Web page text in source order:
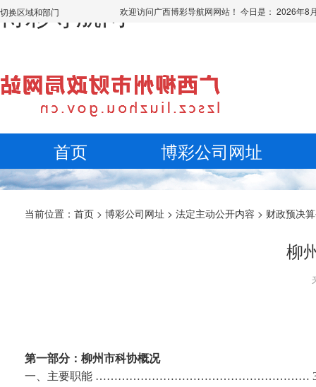
博彩导航网
切换区域和部门 欢迎访问广西博彩导航网网站！ 今日是： 2026年
首页 博彩公司网址
当前位置： 首页 > 博彩公司网址 > 法定主动公开内容 > 财政预决
柳
第一部分：柳州市科协概况
一、主要职能 …………………………………………………